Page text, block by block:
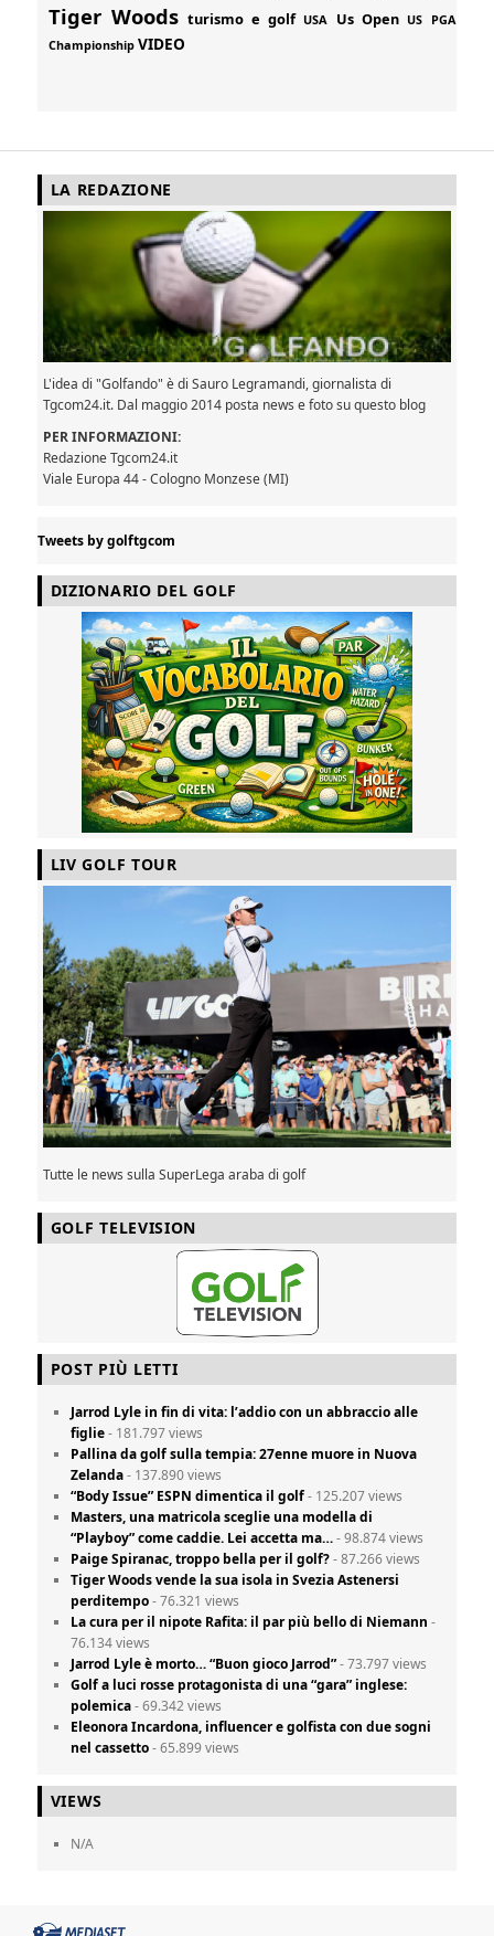
Tiger Woods turismo e golf USA Us Open US PGA
Championship VIDEO
LA REDAZIONE
L'idea di "Golfando" è di Sauro Legramandi, giornalista di
Tgcom24.it. Dal maggio 2014 posta news e foto su questo blog
PER INFORMAZIONI:
Redazione Tgcom24.it
Viale Europa 44 - Cologno Monzese (MI)
Tweets by golftgcom
DIZIONARIO DEL GOLF
LIV GOLF TOUR
Tutte le news sulla SuperLega araba di golf
GOLF TELEVISION
POST PIÙ LETTI
Jarrod Lyle in fin di vita: l’addio con un abbraccio alle
figlie- 181.797 views
Pallina da golf sulla tempia: 27enne muore in Nuova
Zelanda- 137.890 views
“Body Issue” ESPN dimentica il golf- 125.207 views
Masters, una matricola sceglie una modella di
“Playboy” come caddie. Lei accetta ma…- 98.874 views
Paige Spiranac, troppo bella per il golf?- 87.266 views
Tiger Woods vende la sua isola in Svezia Astenersi
perditempo- 76.321 views
La cura per il nipote Rafita: il par più bello di Niemann -
76.134 views
Jarrod Lyle è morto… “Buon gioco Jarrod”- 73.797 views
Golf a luci rosse protagonista di una “gara” inglese:
polemica- 69.342 views
Eleonora Incardona, influencer e golfista con due sogni
nel cassetto- 65.899 views
VIEWS
N/A